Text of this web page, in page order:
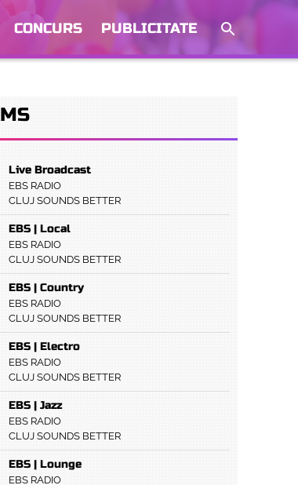
CONCURS PUBLICITATE
Live Broadcast
EBS RADIO
CLUJ SOUNDS BETTER
EBS | Local
EBS RADIO
CLUJ SOUNDS BETTER
EBS | Country
EBS RADIO
CLUJ SOUNDS BETTER
EBS | Electro
EBS RADIO
CLUJ SOUNDS BETTER
EBS | Jazz
EBS RADIO
CLUJ SOUNDS BETTER
EBS | Lounge
EBS RADIO